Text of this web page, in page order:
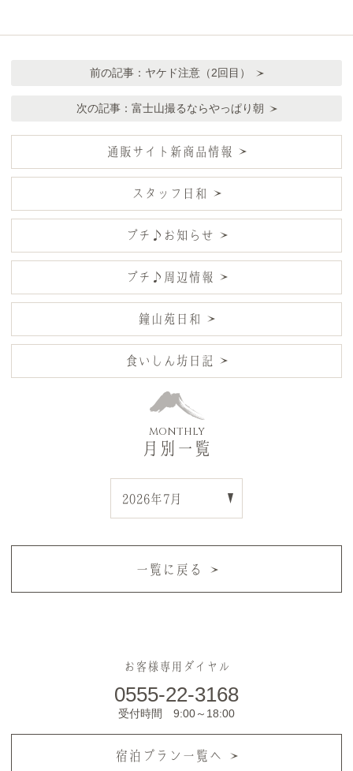
前の記事： ヤケド注意（2回目）
次の記事： 富士山撮るならやっぱり朝
通販サイト新商品情報
スタッフ日和
プチ♪お知らせ
プチ♪周辺情報
鐘山苑日和
食いしん坊日記
MONTHLY
月別一覧
一覧に戻る
お客様専用ダイヤル
0555-22-3168
受付時間 9:00～18:00
宿泊プラン一覧へ